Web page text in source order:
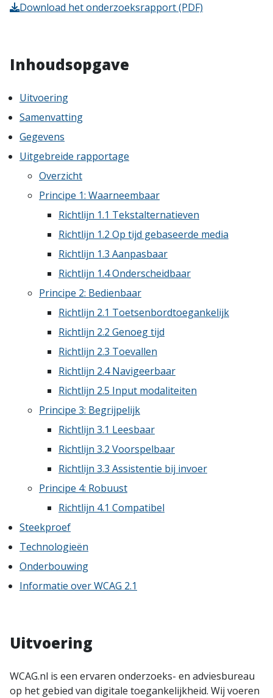
Download het onderzoeksrapport (PDF)
Inhoudsopgave
Uitvoering
Samenvatting
Gegevens
Uitgebreide rapportage
Overzicht
Principe 1: Waarneembaar
Richtlijn 1.1 Tekstalternatieven
Richtlijn 1.2 Op tijd gebaseerde media
Richtlijn 1.3 Aanpasbaar
Richtlijn 1.4 Onderscheidbaar
Principe 2: Bedienbaar
Richtlijn 2.1 Toetsenbordtoegankelijk
Richtlijn 2.2 Genoeg tijd
Richtlijn 2.3 Toevallen
Richtlijn 2.4 Navigeerbaar
Richtlijn 2.5 Input modaliteiten
Principe 3: Begrijpelijk
Richtlijn 3.1 Leesbaar
Richtlijn 3.2 Voorspelbaar
Richtlijn 3.3 Assistentie bij invoer
Principe 4: Robuust
Richtlijn 4.1 Compatibel
Steekproef
Technologieën
Onderbouwing
Informatie over WCAG 2.1
Uitvoering
WCAG.nl is een ervaren onderzoeks- en adviesbureau
op het gebied van digitale toegankelijkheid. Wij voeren